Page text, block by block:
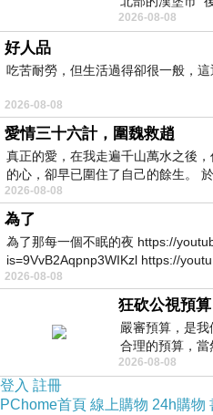
2010.6.8 15:53 進度補充
各位親愛的台長︰
從上週五開始
工程師
相簿陸續進行修復當中，
若您發生以上情形且有
在"問題與建議"中留下您
會請工程師儘快處理您的
堡市吃晚餐和過
2026-08-08
好人品
吃苦耐勞，但生活過得卻很一般，這
2026-08-08
愛情三十六計，圍魏救趙
真正的愛，在我走遍千山萬水之後
的心，卻早已圍住了自己的餘生。
2026-08-08
為了
為了那每一個不眠的夜 https://
is=9VvB2Aqpnp3WIKzl https://
2026-08-08
狂砍公視預
嚴審預算，是
合理的預算，
要編列公視和
2026-08-08
登入 註冊
PChome首頁 線上購物 24h購物